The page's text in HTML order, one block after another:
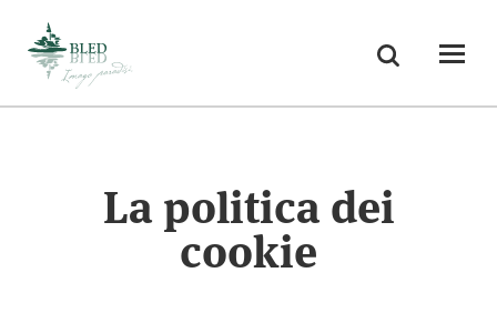
Ricerca
Odpri
La politica dei
cookie